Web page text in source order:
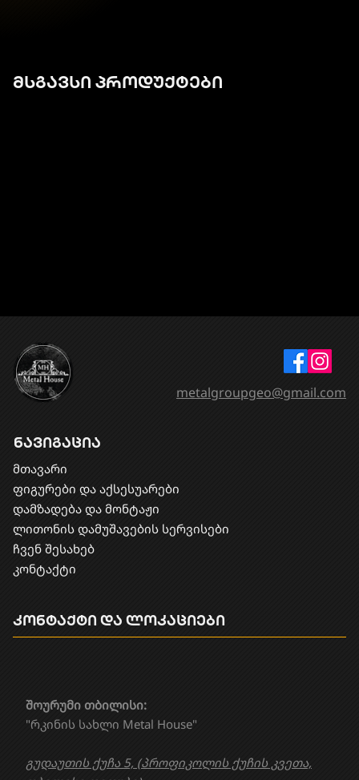
მსგავსი პროდუქტები
ნავიგაცია
მთავარი
ფიგურები და აქსესუარები
დამზადება და მონტაჟი
​ლითონის დამუშავების სერვისები
ჩვენ შესახებ
კონტაქტი
შოურუმი თბილისი:
"რკინის სახლი Metal House"
გუდაუთის ქუჩა 5, (პროფიკოლის ქუჩის კვეთა,
კონტაქტი და ლოკაციები
metalgroupgeo@gmail.com